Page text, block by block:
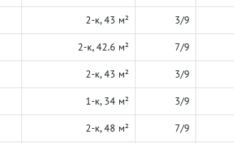
2-к, 43 м² 3/9
2-к, 42.6 м² 7/9
2-к, 43 м² 3/9
1-к, 34 м² 3/9
2-к, 48 м² 7/9